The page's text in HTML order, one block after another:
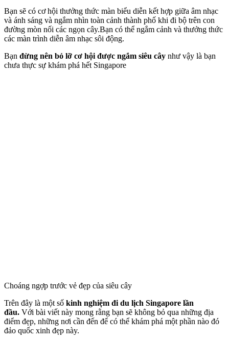
Bạn sẽ có cơ hội thưởng thức màn biểu diễn kết hợp giữa âm nhạc
và ánh sáng và ngắm nhìn toàn cảnh thành phố khi đi bộ trên con
đường mòn nối các ngọn cây.Bạn có thể ngắm cảnh và thưởng thức
các màn trình diễn âm nhạc sôi động.
Bạn đừng nên bỏ lỡ cơ hội được ngắm siêu cây như vậy là bạn
chưa thực sự khám phá hết Singapore
Choáng ngợp trước vẻ đẹp của siêu cây
Trên đây là một số kinh nghiệm đi du lịch Singapore lần
đầu. Với bài viết này mong rằng bạn sẽ không bỏ qua những địa
điểm đẹp, những nơi cần đến để có thể khám phá một phần nào đó
đảo quốc xinh đẹp này.